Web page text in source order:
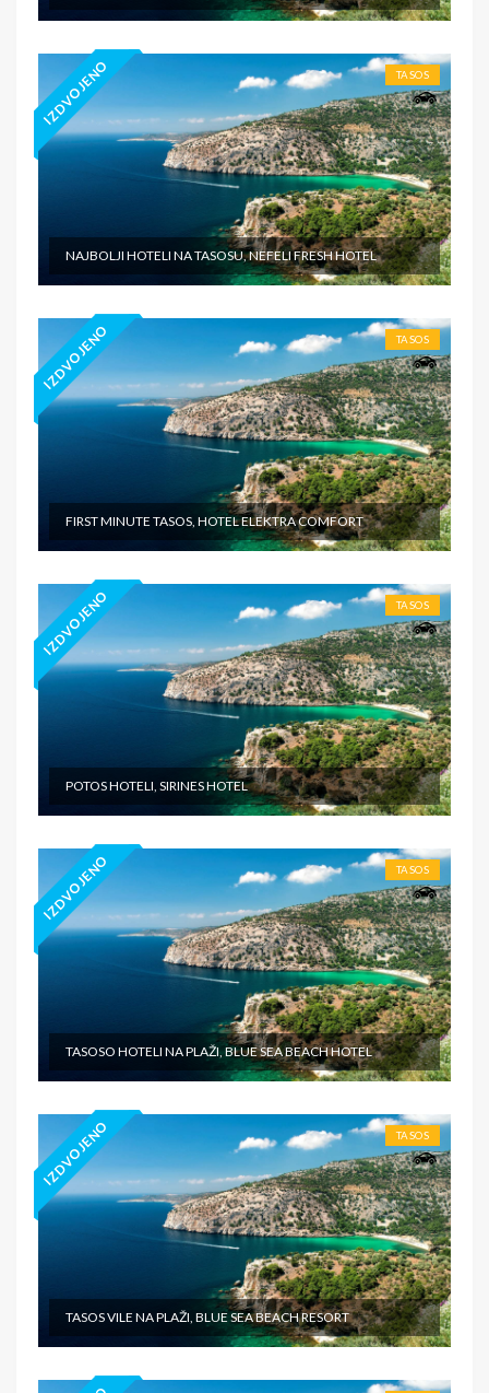
IZDVOJENO TASOS
NAJBOLJI HOTELI NA TASOSU, NEFELI FRESH HOTEL
IZDVOJENO TASOS
FIRST MINUTE TASOS, HOTEL ELEKTRA COMFORT
IZDVOJENO TASOS
POTOS HOTELI, SIRINES HOTEL
IZDVOJENO TASOS
TASOSO HOTELI NA PLAŽI, BLUE SEA BEACH HOTEL
IZDVOJENO TASOS
TASOS VILE NA PLAŽI, BLUE SEA BEACH RESORT